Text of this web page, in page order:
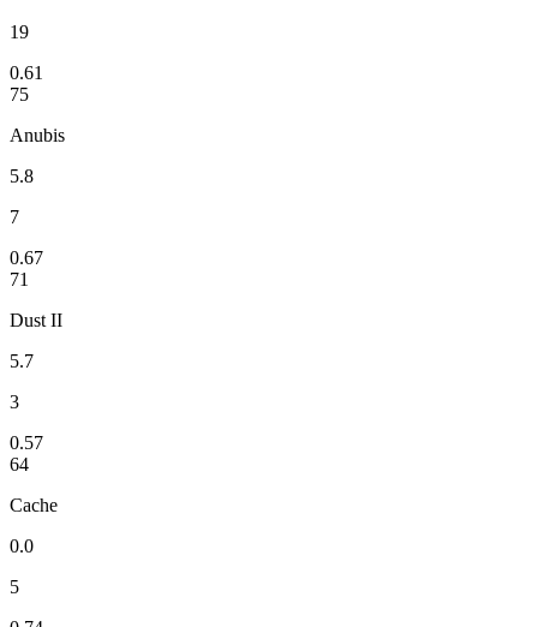
19
0.61
75
Anubis
5.8
7
0.67
71
Dust II
5.7
3
0.57
64
Cache
0.0
5